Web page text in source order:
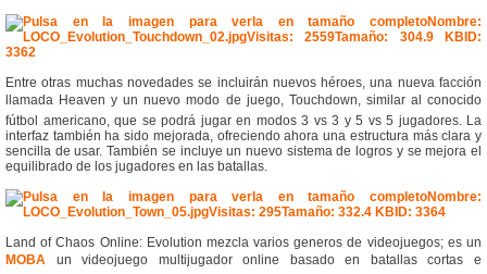
Entre otras muchas novedades se incluirán nuevos héroes, una nueva facción
llamada Heaven y un nuevo modo de juego, Touchdown, similar al conocido
fútbol americano, que se podrá jugar en modos 3 vs 3 y 5 vs 5 jugadores. La
interfaz también ha sido mejorada, ofreciendo ahora una estructura más clara y
sencilla de usar. También se incluye un nuevo sistema de logros y se mejora el
equilibrado de los jugadores en las batallas.
Land of Chaos Online: Evolution mezcla varios generos de videojuegos; es un
MOBA un videojuego multijugador online basado en batallas cortas e